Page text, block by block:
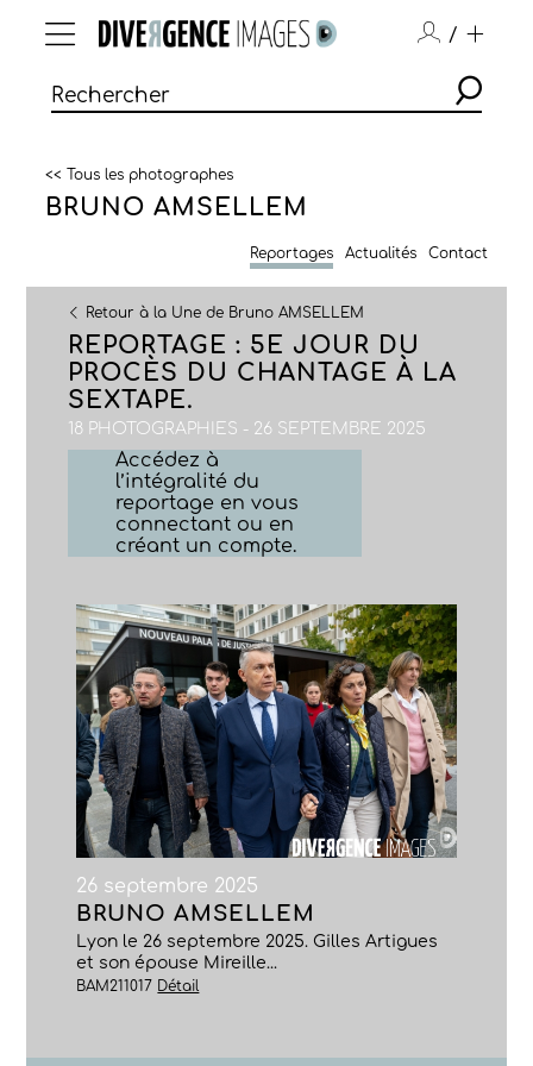
/
<< Tous les photographes
BRUNO AMSELLEM
Reportages Actualités Contact
Retour à la Une de Bruno AMSELLEM
REPORTAGE : 5E JOUR DU
PROCÈS DU CHANTAGE À LA
SEXTAPE.
18 PHOTOGRAPHIES - 26 SEPTEMBRE 2025
Accédez à
l’intégralité du
reportage en vous
connectant ou en
créant un compte.
26 septembre 2025
BRUNO AMSELLEM
Lyon le 26 septembre 2025. Gilles Artigues
et son épouse Mireille...
BAM211017 Détail